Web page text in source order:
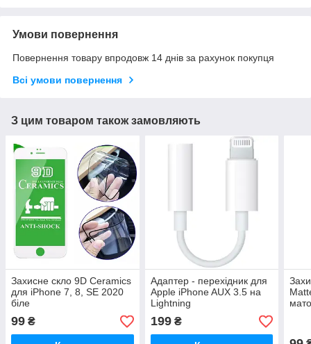
Умови повернення
Повернення товару впродовж 14 днів за рахунок покупця
Всі умови повернення
З цим товаром також замовляють
Захисне скло 9D Ceramics
для iPhone 7, 8, SE 2020
біле
99 ₴
Адаптер - перехідник для
Apple iPhone AUX 3.5 на
Lightning
199₴